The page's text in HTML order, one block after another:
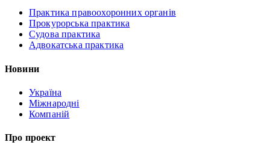
Практика правоохоронних органів
Прокурорська практика
Судова практика
Адвокатська практика
Новини
Україна
Міжнародні
Компаній
Про проект